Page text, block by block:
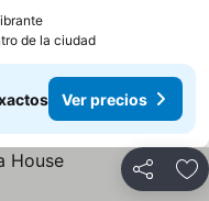
de la ciudad
Ver precios
Compartir